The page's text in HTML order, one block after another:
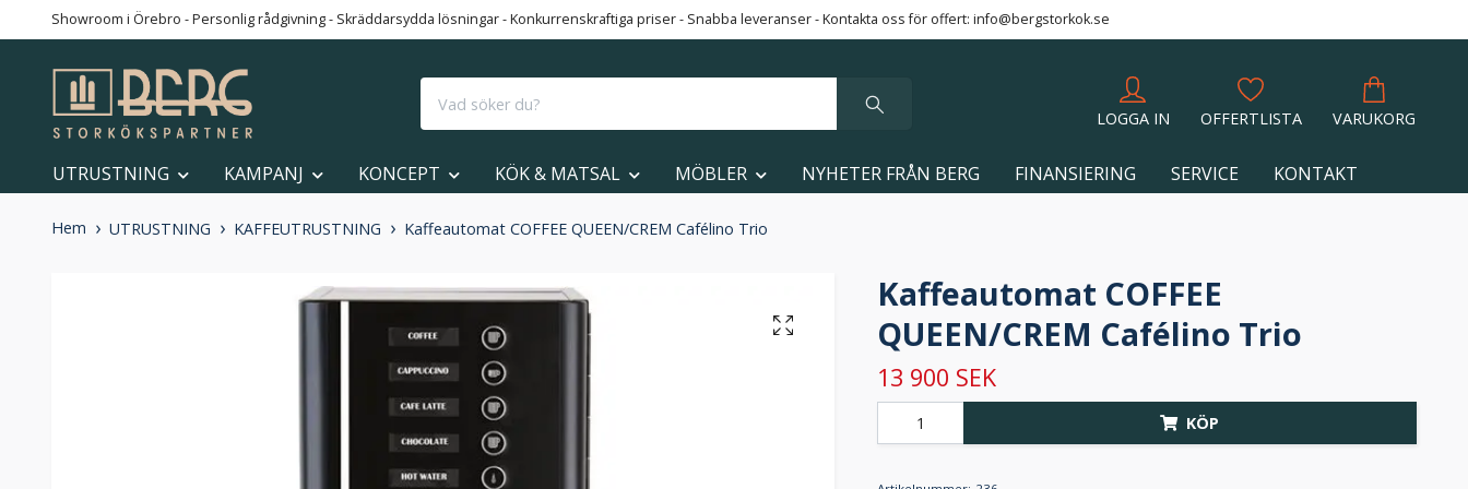
Showroom i Örebro - Personlig rådgivning - Skräddarsydda lösningar - Konkurrenskraftiga priser - Snabba leveranser - Kontakta oss för offert: info@bergstorkok.se
LOGGA IN OFFERTLISTA VARUKORG
UTRUSTNING KAMPANJ KONCEPT KÖK & MATSAL MÖBLER NYHETER FRÅN BERG FINANSIERING SERVICE KONTAKT
Hem UTRUSTNING KAFFEUTRUSTNING Kaffeautomat COFFEE QUEEN/CREM Cafélino Trio
Kaffeautomat COFFEE
QUEEN/CREM Cafélino Trio
13 900 SEK
KÖP